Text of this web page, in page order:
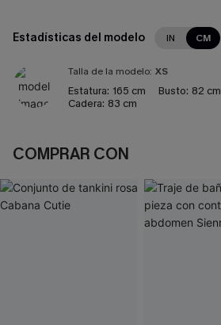
Estadísticas del modelo IN CM
Talla de la modelo: XS
Estatura: 165 cm Busto: 82 cm
Cadera: 83 cm
COMPRAR CON